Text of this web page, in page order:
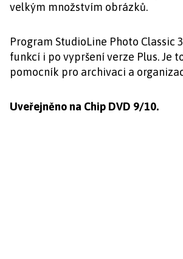
velkým množstvím obrázků.
Program StudioLine Photo Classic
funkcí i po vypršení verze Plus. Je
pomocník pro archivaci a
Uveřejněno na Chip DVD 9/10.